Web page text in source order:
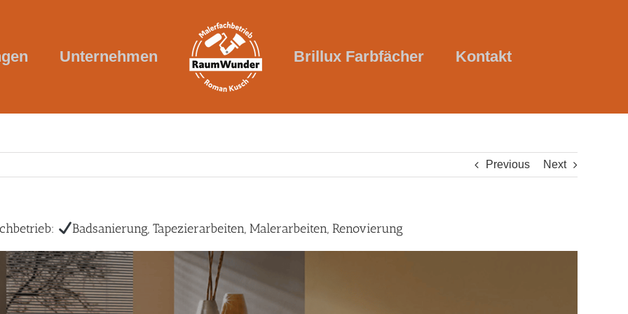
Unternehmen Brillux Farbfächer Kontakt
Previous Next
Badsanierung, Tapezierarbeiten, Malerarbeiten, Renovierung